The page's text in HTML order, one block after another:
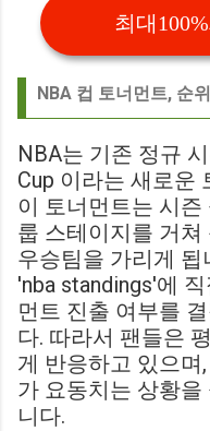
최대
NBA 컵 토너먼트, 순
NBA는 기존 정규
Cup 이라는 새로운
이 토너먼트는 시
룹 스테이지를 거
우승팀을 가리게
'nba standings'에
먼트 진출 여부를
다. 따라서 팬들은
게 반응하고 있으며
가 요동치는 상황
니다.